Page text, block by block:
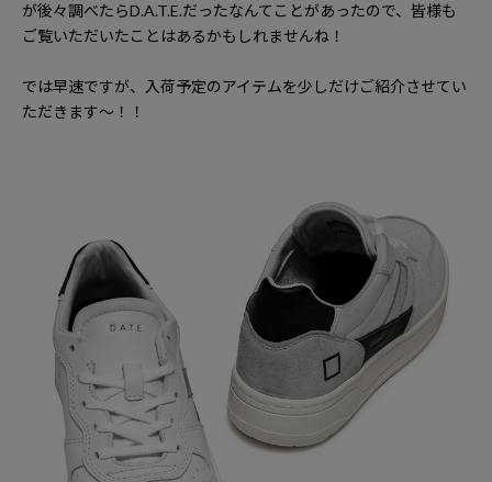
が後々調べたらD.A.T.E.だったなんてことがあったので、皆様も
ご覧いただいたことはあるかもしれませんね！
では早速ですが、入荷予定のアイテムを少しだけご紹介させてい
ただきます〜！！